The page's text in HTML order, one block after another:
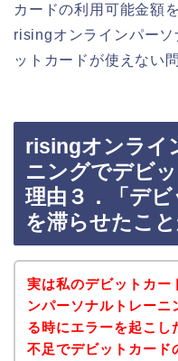
カードの利用可能金額
risingオンラインパー
ットカードが使えない
risingオンライ
ニングでデビ
理由３．「デ
を滞らせたこと
実は私のデビットカ
ンパーソナルトレーニ
る時にエラーを起こし
不足でデビットカード